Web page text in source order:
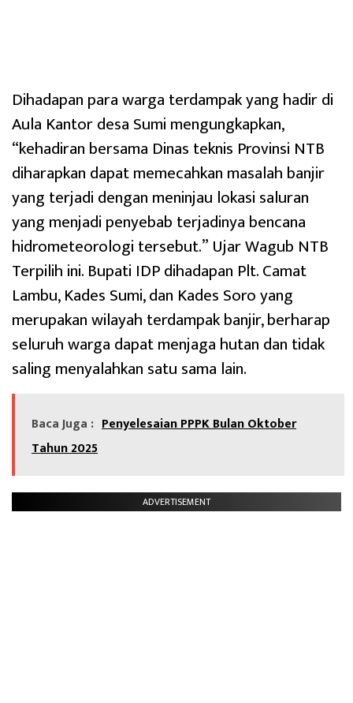
Dihadapan para warga terdampak yang hadir di
Aula Kantor desa Sumi mengungkapkan,
“kehadiran bersama Dinas teknis Provinsi NTB
diharapkan dapat memecahkan masalah banjir
yang terjadi dengan meninjau lokasi saluran
yang menjadi penyebab terjadinya bencana
hidrometeorologi tersebut.” Ujar Wagub NTB
Terpilih ini. Bupati IDP dihadapan Plt. Camat
Lambu, Kades Sumi, dan Kades Soro yang
merupakan wilayah terdampak banjir, berharap
seluruh warga dapat menjaga hutan dan tidak
saling menyalahkan satu sama lain.
Baca Juga : Penyelesaian PPPK Bulan Oktober
Tahun 2025
ADVERTISEMENT